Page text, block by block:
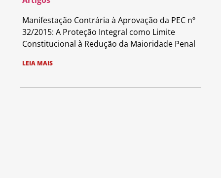
Manifestação Contrária à Aprovação da PEC nº
32/2015: A Proteção Integral como Limite
Constitucional à Redução da Maioridade Penal
LEIA MAIS